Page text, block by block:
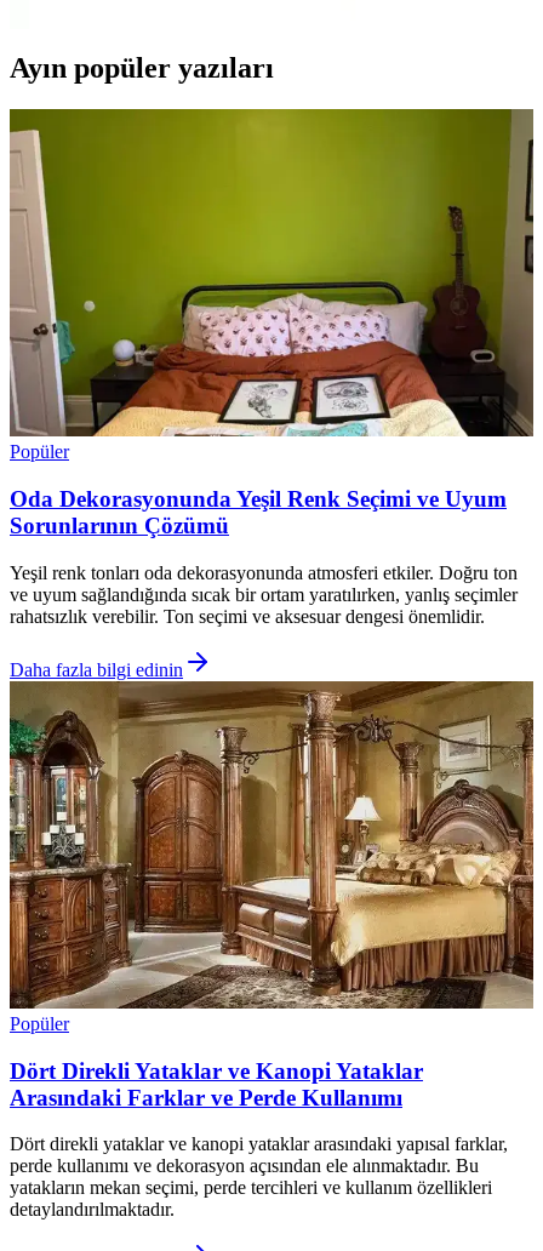
Ayın popüler yazıları
Popüler
Oda Dekorasyonunda Yeşil Renk Seçimi ve Uyum
Sorunlarının Çözümü
Yeşil renk tonları oda dekorasyonunda atmosferi etkiler. Doğru ton
ve uyum sağlandığında sıcak bir ortam yaratılırken, yanlış seçimler
rahatsızlık verebilir. Ton seçimi ve aksesuar dengesi önemlidir.
Daha fazla bilgi edinin
Popüler
Dört Direkli Yataklar ve Kanopi Yataklar
Arasındaki Farklar ve Perde Kullanımı
Dört direkli yataklar ve kanopi yataklar arasındaki yapısal farklar,
perde kullanımı ve dekorasyon açısından ele alınmaktadır. Bu
yatakların mekan seçimi, perde tercihleri ve kullanım özellikleri
detaylandırılmaktadır.